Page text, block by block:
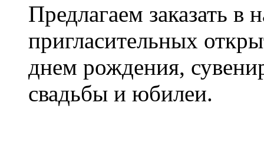
Предлагаем заказать в
пригласительных
днем рождения,
свадьбы и юбилеи.